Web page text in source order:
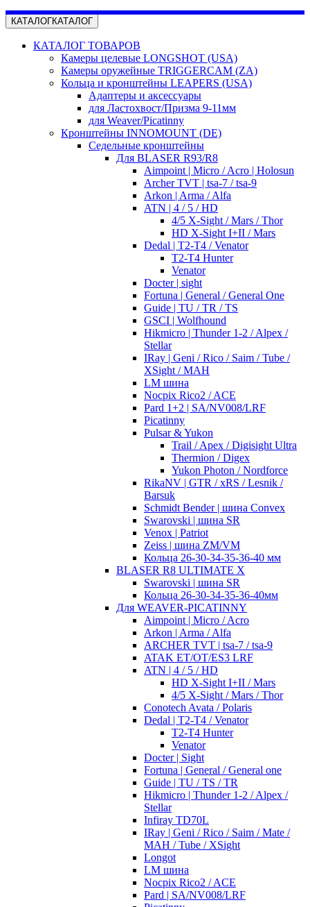
КАТАЛОГКАТАЛОГ
КАТАЛОГ ТОВАРОВ
Камеры целевые LONGSHOT (USA)
Камеры оружейные TRIGGERCAM (ZA)
Кольца и кронштейны LEAPERS (USA)
Адаптеры и аксессуары
для Ластохвост/Призма 9-11мм
для Weaver/Picatinny
Кронштейны INNOMOUNT (DE)
Седельные кронштейны
Для BLASER R93/R8
Aimpoint | Micro / Acro | Holosun
Archer TVT | tsa-7 / tsa-9
Arkon | Arma / Alfa
ATN | 4 / 5 / HD
4/5 X-Sight / Mars / Thor
HD X-Sight I+II / Mars
Dedal | T2-T4 / Venator
T2-T4 Hunter
Venator
Docter | sight
Fortuna | General / General One
Guide | TU / TR / TS
GSCI | Wolfhound
Hikmicro | Thunder 1-2 / Alpex /
Stellar
IRay | Geni / Rico / Saim / Tube /
XSight / MAH
LM шина
Nocpix Rico2 / ACE
Pard 1+2 | SA/NV008/LRF
Picatinny
Pulsar & Yukon
Trail / Apex / Digisight Ultra
Thermion / Digex
Yukon Photon / Nordforce
RikaNV | GTR / xRS / Lesnik /
Barsuk
Schmidt Bender | шина Convex
Swarovski | шина SR
Venox | Patriot
Zeiss | шина ZM/VM
Кольца 26-30-34-35-36-40 мм
BLASER R8 ULTIMATE X
Swarovski | шина SR
Кольца 26-30-34-35-36-40мм
Для WEAVER-PICATINNY
Aimpoint | Micro / Acro
Arkon | Arma / Alfa
ARCHER TVT | tsa-7 / tsa-9
ATAK ET/OT/ES3 LRF
ATN | 4 / 5 / HD
HD X-Sight I+II / Mars
4/5 X-Sight / Mars / Thor
Conotech Avata / Polaris
Dedal | T2-T4 / Venator
T2-T4 Hunter
Venator
Docter | Sight
Fortuna | General / General one
Guide | TU / TS / TR
Hikmicro | Thunder 1-2 / Alpex /
Stellar
Infiray TD70L
IRay | Geni / Rico / Saim / Mate /
MAH / Tube / XSight
Longot
LM шина
Nocpix Rico2 / ACE
Pard | SA/NV008/LRF